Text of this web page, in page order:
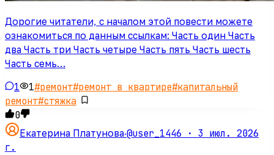
Дорогие читатели, с началом этой повести можете
ознакомиться по данным ссылкам: Часть один Часть
два Часть три Часть четыре Часть пять Часть шесть
Часть семь…
1 1#ремонт#ремонт в квартире#капитальный
ремонт#стяжка
0
Екатерина Платунова·@user_1446 · 3 июл. 2026
г.